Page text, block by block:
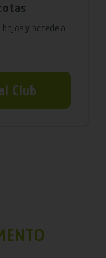
y accede a
Club